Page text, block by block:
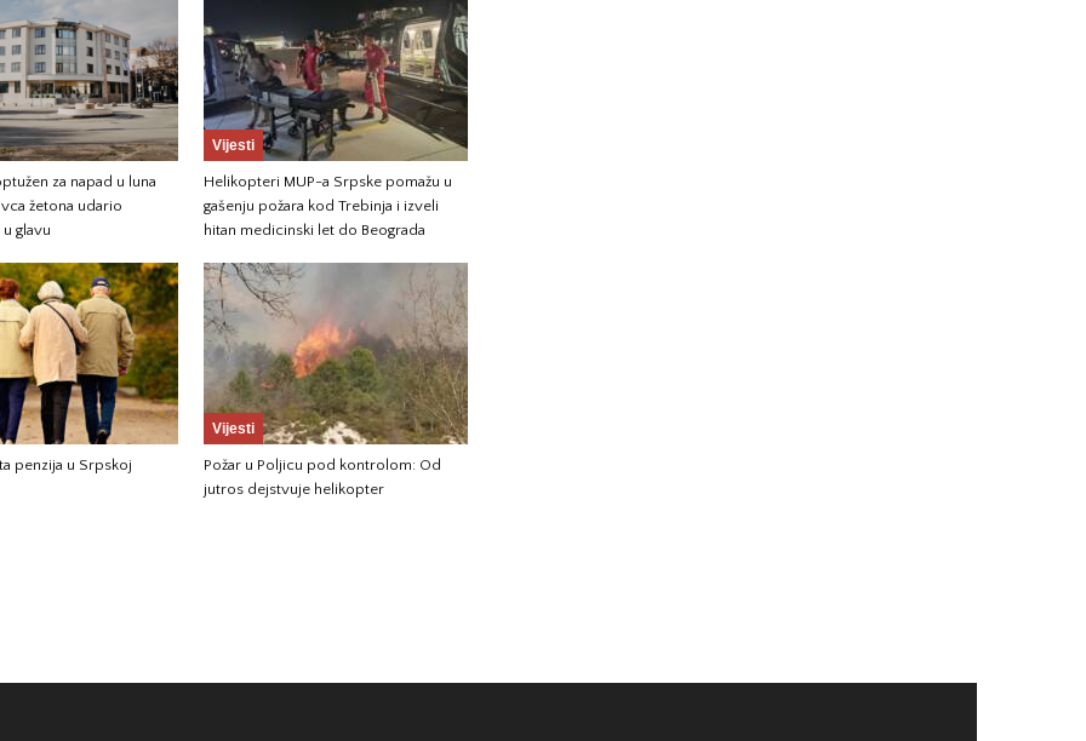
za napad u luna
žetona udario
glavu
Vijesti
Helikopteri MUP-a Srpske pomažu u
gašenju požara kod Trebinja i izveli
hitan medicinski let do Beograda
penzija u Srpskoj
Vijesti
Požar u Poljicu pod kontrolom: Od
jutros dejstvuje helikopter